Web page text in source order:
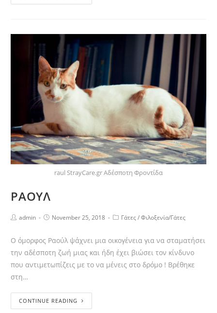
raul StrayCare.gr Αδέσποτη Φροντίδα
ΡΑΟΥΛ
admin November 25, 2018 Γάτες/Φιλοξενία/Γάτες
Ο όμορφος Ραούλ ψάχνει μια οικογένεια για να σταματήσει
την αδέσποτη ζωή μιας και ήδη έχει βιώσει τον κίνδυνο
που αντιμετωπίζεις με το να μένεις στο δρόμο ! Βρέθηκε
στη…
CONTINUE READING